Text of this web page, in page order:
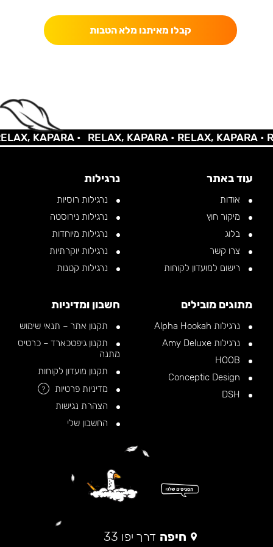
קבלו מאיתנו מלא הטבות
KAPARA • RELAX, KAPARA •RELAX, KAPARA •
עוד באתר
אודות
מיקור חוץ
בלוג
צרו קשר
רישום למועדון לקוחות
נרגילות
נרגילות רוסיות
נרגילות נירוסטה
נרגילות מיוחדות
נרגילות יוקרתיות
נרגילות קטנות
מתוגים מובילים
נרגילות Alpha Hookah
נרגילות Amy Deluxe
חשבון ומדיניות
תקנון אתר – תנאי שימוש
תקנון גיפטכארד – כרטיס
מתנה
תקנון מועדון לקוחות
מדיניות פרטיות
?
הצהרת נגישות
החשבון שלי
חיפה דרך יפו 33